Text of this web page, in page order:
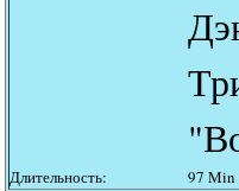
Длительность: 97 Min